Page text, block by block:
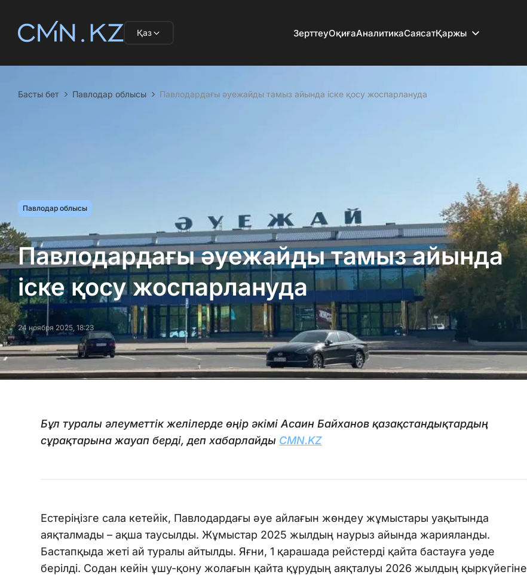
Қаз ЗерттеуОқиғаАналитикаСаясатҚаржы
Басты бет Павлодар облысы Павлодардағы әуежайды тамыз айында іске қосу жоспарлануда
Павлодар облысы
Павлодардағы әуежайды тамыз айында
іске қосу жоспарлануда
24 ноября 2025, 18:23
Бұл туралы әлеуметтік желілерде өңір әкімі Асаин Байханов қазақстандықтардың
сұрақтарына жауап берді, деп хабарлайды CMN.KZ
Естеріңізге сала кетейік, Павлодардағы әуе айлағын жөндеу жұмыстары уақытында
аяқталмады – ақша таусылды. Жұмыстар 2025 жылдың наурыз айында жарияланды.
Бастапқыда жеті ай туралы айтылды. Яғни, 1 қарашада рейстерді қайта бастауға уәде
берілді. Содан кейін ұшу-қону жолағын қайта құрудың аяқталуы 2026 жылдың қыркүйегіне